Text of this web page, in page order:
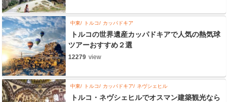
中東 トルコ カッパドキア
トルコの世界遺産カッパドキアで人気の熱気球
ツアーおすすめ２選
12279 view
中東 トルコ カッパドキア ネヴシェヒル
トルコ・ネヴシェヒルでオスマン建築観光なら